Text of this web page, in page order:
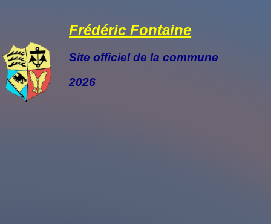
Frédéric Fontaine
Site officiel de la commune
2026